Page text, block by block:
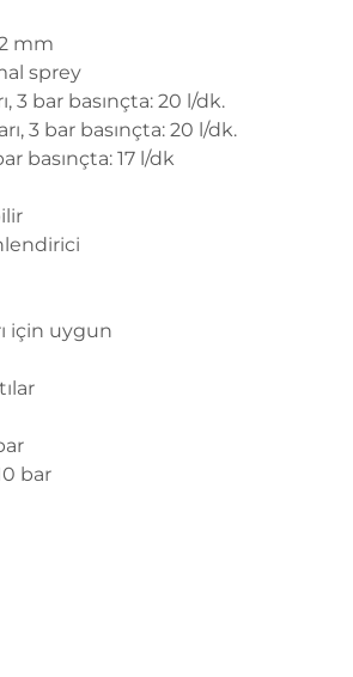
mm
sprey
3 bar basınçta: 20 l/dk.
3 bar basınçta: 20 l/dk.
basınçta: 17 l/dk
için uygun
bar